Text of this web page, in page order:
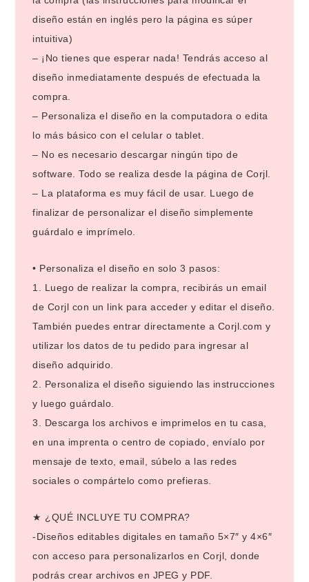
diseño están en inglés pero la página es súper
intuitiva)
– ¡No tienes que esperar nada! Tendrás acceso al
diseño inmediatamente después de efectuada la
compra.
– Personaliza el diseño en la computadora o edita
lo más básico con el celular o tablet.
– No es necesario descargar ningún tipo de
software. Todo se realiza desde la página de Corjl.
– La plataforma es muy fácil de usar. Luego de
finalizar de personalizar el diseño simplemente
guárdalo e imprímelo.
• Personaliza el diseño en solo 3 pasos:
1. Luego de realizar la compra, recibirás un email
de Corjl con un link para acceder y editar el diseño.
También puedes entrar directamente a Corjl.com y
utilizar los datos de tu pedido para ingresar al
diseño adquirido.
2. Personaliza el diseño siguiendo las instrucciones
y luego guárdalo.
3. Descarga los archivos e imprimelos en tu casa,
en una imprenta o centro de copiado, envíalo por
mensaje de texto, email, súbelo a las redes
sociales o compártelo como prefieras.
★ ¿QUÉ INCLUYE TU COMPRA?
-Diseños editables digitales en tamaño 5×7″ y 4×6″
con acceso para personalizarlos en Corjl, donde
podrás crear archivos en JPEG y PDF.